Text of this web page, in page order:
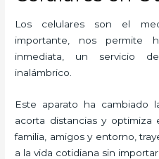
Los celulares son el
importante, nos permite
inmediata, un servicio
inalámbrico.
Este aparato ha cambiado
acorta distancias y
familia, amigos y entorno,
a la vida cotidiana sin